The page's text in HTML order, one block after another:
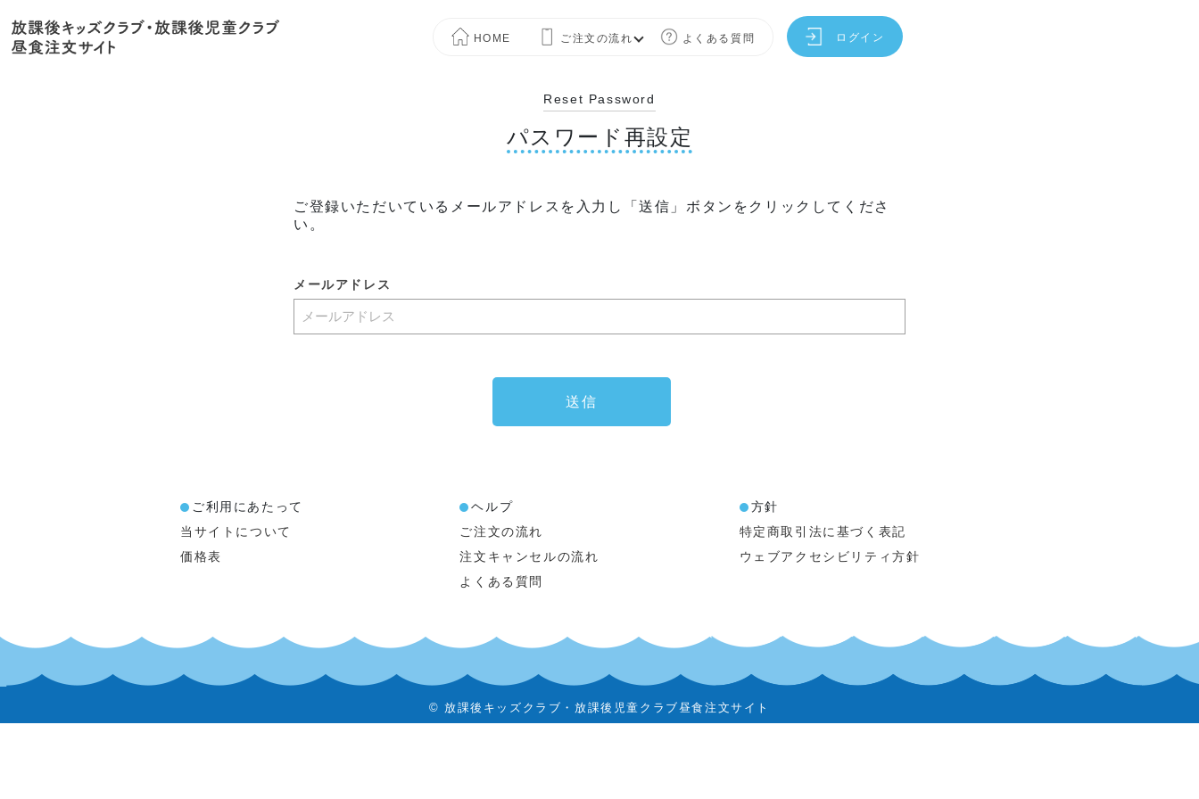
ログイン
HOME ご注文の流れ よくある質問
Reset Password
パスワード再設定
ご登録いただいているメールアドレスを入力し「送信」ボタンをクリックしてくださ
い。
メールアドレス
送信
ご利用にあたって
当サイトについて
価格表
ヘルプ
ご注文の流れ
注文キャンセルの流れ
よくある質問
方針
特定商取引法に基づく表記
ウェブアクセシビリティ方針
© 放課後キッズクラブ・放課後児童クラブ昼食注文サイト